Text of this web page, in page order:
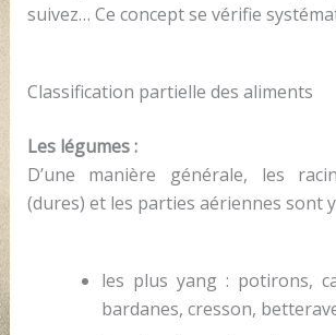
suivez… Ce concept se vérifie
Classification partielle des aliments
Les légumes :
D’une manière générale, les
(dures) et les parties aériennes sont
les plus yang : potirons,
bardanes, cresson,